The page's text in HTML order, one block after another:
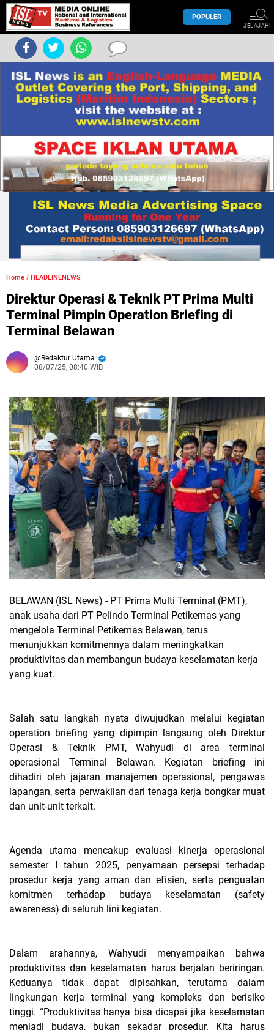
POPULER
JELAJAHI
Home / HEADLINENEWS
Direktur Operasi & Teknik PT Prima Multi
Terminal Pimpin Operation Briefing di
Terminal Belawan
Redaktur Utama
08/07/25, 08:40 WIB
BELAWAN (ISL News) - PT Prima Multi Terminal (PMT),
anak usaha dari PT Pelindo Terminal Petikemas yang
mengelola Terminal Petikemas Belawan, terus
menunjukkan komitmennya dalam meningkatkan
produktivitas dan membangun budaya keselamatan kerja
yang kuat.
Salah satu langkah nyata diwujudkan melalui kegiatan
operation briefing yang dipimpin langsung oleh Direktur
Operasi & Teknik PMT, Wahyudi di area terminal
operasional Terminal Belawan. Kegiatan briefing ini
dihadiri oleh jajaran manajemen operasional, pengawas
lapangan, serta perwakilan dari tenaga kerja bongkar muat
dan unit-unit terkait.
Agenda utama mencakup evaluasi kinerja operasional
semester I tahun 2025, penyamaan persepsi terhadap
prosedur kerja yang aman dan efisien, serta penguatan
komitmen terhadap budaya keselamatan (safety
awareness) di seluruh lini kegiatan.
Dalam arahannya, Wahyudi menyampaikan bahwa
produktivitas dan keselamatan harus berjalan beriringan.
Keduanya tidak dapat dipisahkan, terutama dalam
lingkungan kerja terminal yang kompleks dan berisiko
tinggi. “Produktivitas hanya bisa dicapai jika keselamatan
menjadi budaya, bukan sekadar prosedur. Kita harus